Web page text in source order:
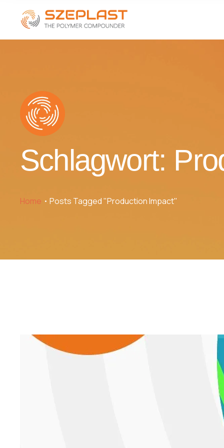
Schlagwort:
Home Posts Tagged "Production Impact"